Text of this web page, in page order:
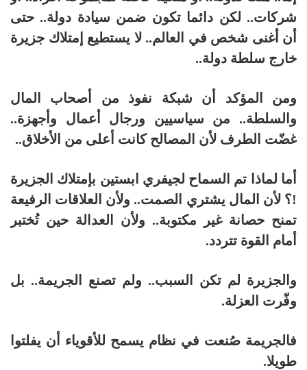
شركات.. لكن دائما تكون ضمن سيادة دولة.. حتى
أن أغنى شخص في العالم.. لا يستطيع إمتلاك جزيرة
خارج سلطة دولة..
ومن المؤكد أن شبكة نفوذ من أصحاب المال
والسلطة.. من سياسيين ورجال أعمال وأجهزة..
غضّت الطرف لأن المصالح كانت أعلى من الأخلاق..
أما لماذا تم السماح لجيفري ابستين بإمتلاك الجزيرة
!؟ لأن المال يشتري الصمت.. ولأن العلاقات الرفيعة
تمنح حصانة غير مكتوبة.. ولأن العدالة حين تُختبر
أمام القوة تتردد.
والجزيرة لم تكن السبب.. ولم تصنع الجريمة.. بل
وفّرت العزلة.
فالجريمة صُنعت في نظام يسمح للأقوياء أن يفلتوا
طويلا.